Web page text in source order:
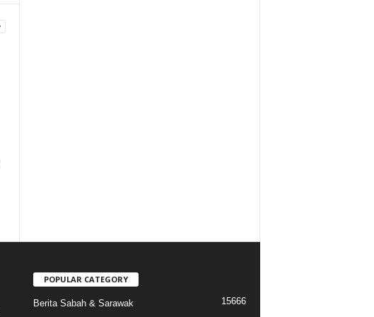
POPULAR CATEGORY
Berita Sabah & Sarawak
15666